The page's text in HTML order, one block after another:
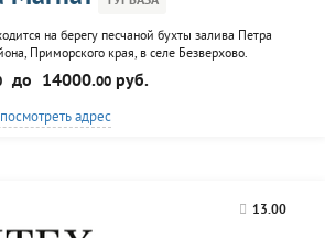
на берегу песчаной бухты залива Петра
Приморского края, в селе Безверхово.
- 25 метров. Рядом расположен заповедник
парк. Отдыхающим предлагается размещение в
деревянный коттедж с 10 номерами для 2 - 4
до 14000.00 руб.
адрес
13.00